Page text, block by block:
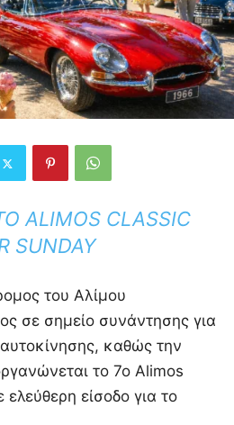
ALIMOS CLASSIC
SUNDAY
του Αλίμου
σε σημείο συνάντησης για
καθώς την
το 7ο Alimos
είσοδο για το